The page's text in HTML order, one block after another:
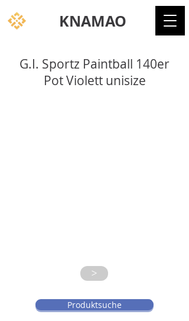
KNAMAO
G.I. Sportz Paintball 140er
Pot Violett unisize
Produktsuche
>